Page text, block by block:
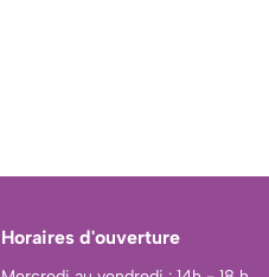
Horaires d'ouverture